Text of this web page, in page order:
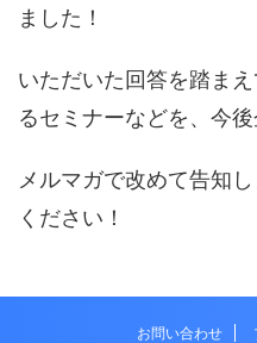
ました！
いただいた回答を踏ま
るセミナーなどを、今後
メルマガで改めて告知
ください！
お問い合わせ